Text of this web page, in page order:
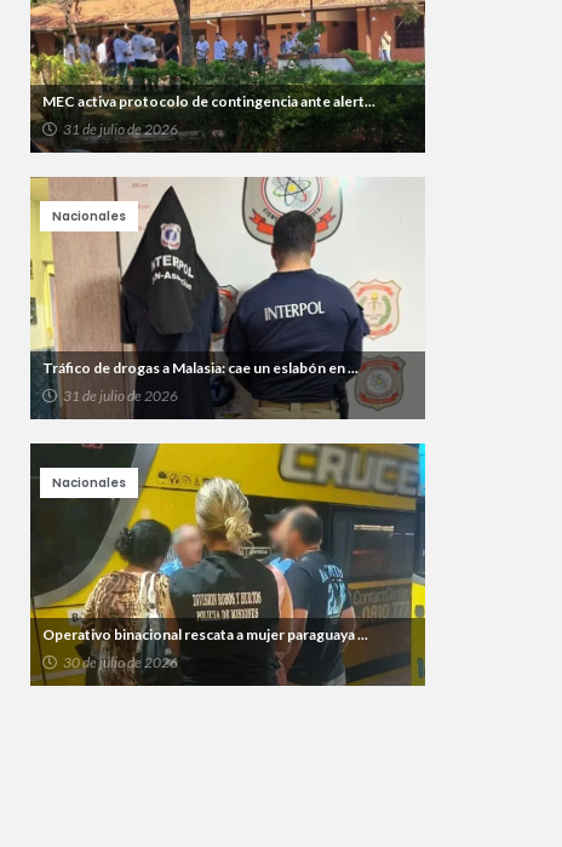
MEC activa protocolo de contingencia ante alert...
31 de julio de 2026
Tráfico de drogas a Malasia: cae un eslabón en ...
31 de julio de 2026
Nacionales
Operativo binacional rescata a mujer paraguaya ...
30 de julio de 2026
Nacionales